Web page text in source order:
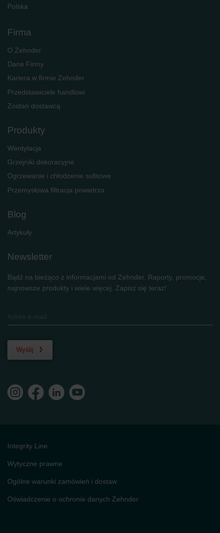
Polska
Firma
O Zehnder
Dane Firmy
Kariera w firmie Zehnder
Przedstawiciele handlowi
Zostań dostawcą
Produkty
Wentylacja
Grzejniki dekoracyjne
Ogrzewanie i chłodzenie sufitowe
Przemysłowa filtracja powietrza
Blog
Artykuły
Newsletter
Bądź na bieżąco z informacjami od Zehnder. Raporty, promocje,
najnowsze produkty i wiele więcej. Zapisz się teraz!
Wyślij
Integrity Line
Wytyczne prawne
Ogólne warunki zamówień i dostaw
Oświadczenie o ochronie danych Zehnder